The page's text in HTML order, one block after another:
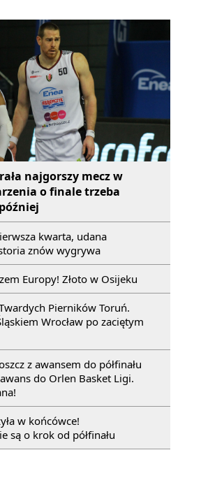
najgorszy mecz w
o finale trzeba
kwarta, udana
znów wygrywa
Europy! Złoto w Osijeku
Pierników Toruń.
Wrocław po zaciętym
z awansem do półfinału
do Orlen Basket Ligi.
w końcówce!
są o krok od półfinału